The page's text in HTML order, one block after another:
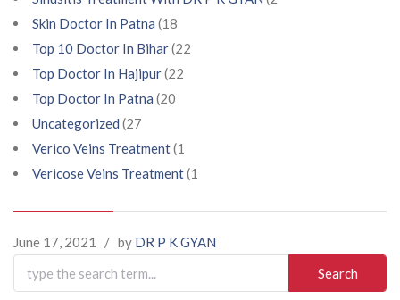
Skin Doctor In Patna (18
Top 10 Doctor In Bihar(22
Top Doctor In Hajipur(22
Top Doctor In Patna (20
Uncategorized (27
Verico Veins Treatment(1
Vericose Veins Treatment(1
June 17, 2021 / by DR P K GYAN
Search
for: